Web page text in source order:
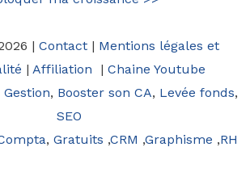
| Contact| Mentions légales et
| Affiliation | Chaine Youtube
Gestion, Booster son CA, Levée fonds,
SEO
, Gratuits ,CRM ,Graphisme ,RH